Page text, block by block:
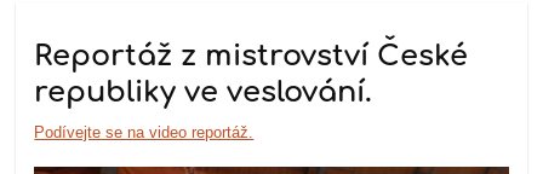
Reportáž z mistrovství České
republiky ve veslování.
Podívejte se na video reportáž.